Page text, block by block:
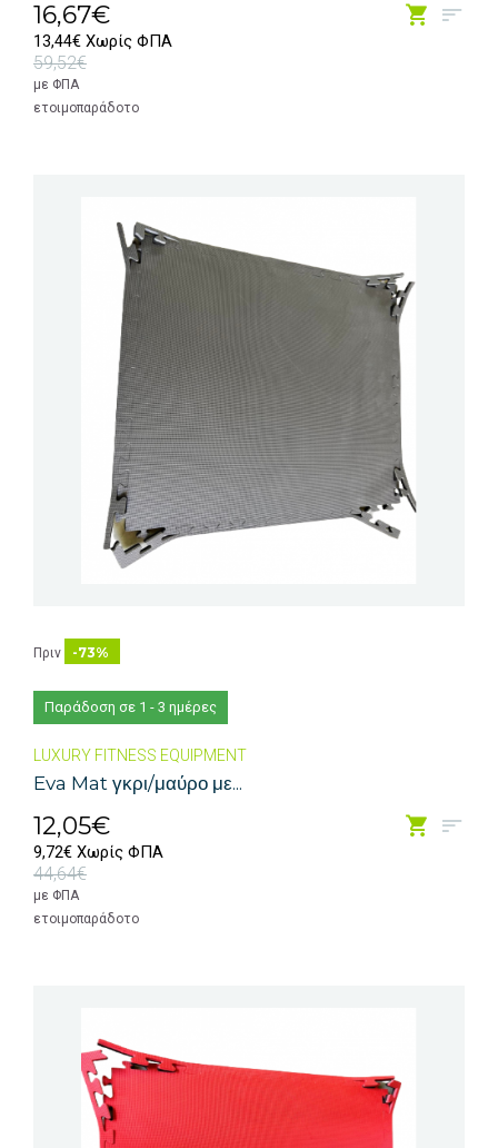
16,67€
13,44€ Χωρίς ΦΠΑ
59,52€
με ΦΠΑ
ετοιμοπαράδοτο
Πριν -73%
Παράδοση σε 1 - 3 ημέρες
LUXURY FITNESS EQUIPMENT
Eva Mat γκρι/μαύρο με...
12,05€
9,72€ Χωρίς ΦΠΑ
44,64€
με ΦΠΑ
ετοιμοπαράδοτο